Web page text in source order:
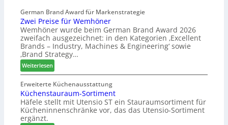
e
r
t
Z
u
k
u
n
f
t
s
s
t
F
ü
h
r
u
n
g
a
n
v
e
d
i
u
n
d
H
u
b
t
e
x
German Brand Award für Markenstrategie
Zwei Preise für Wemhöner
Wemhöner wurde beim German Brand Award 2026
zweifach ausgezeichnet: in den Kategorien ‚Excellent
Brands – Industry, Machines & Engineering‘ sowie
‚Brand Strategy…
Weiterlesen:
Z
w
e
i
P
Erweiterte Küchenausstattung
Küchenstauraum-Sortiment
Häfele stellt mit Utensio ST ein Stauraumsortiment für
Kücheninnenschränke vor, das das Utensio-Sortiment
ergänzt.